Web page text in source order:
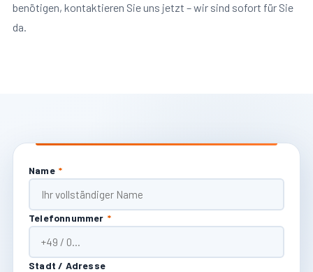
benötigen, kontaktieren Sie uns jetzt – wir sind sofort für Sie
da.
Name *
Telefonnummer *
Stadt / Adresse